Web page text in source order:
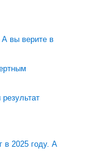
А вы верите в
в 2025 году. А